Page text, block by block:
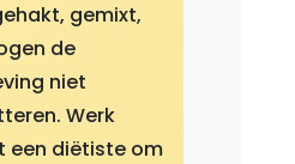
gemixt,
de
niet
Werk
een diëtiste om